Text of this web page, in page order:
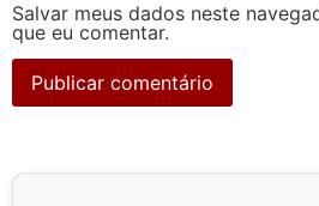
Salvar meus dados neste
que eu comentar.